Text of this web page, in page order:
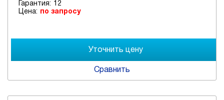
Гарантия:
12
Цена:
по запросу
Сравнить